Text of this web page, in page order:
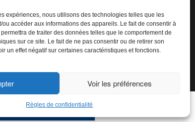
expériences, nous utilisons des technologies telles que les
ou accéder aux informations des appareils. Le fait de consentir à
de traiter des données telles que le comportement de
sur ce site. Le fait de ne pas consentir ou de retirer son
un effet négatif sur certaines caractéristiques et fonctions.
Voir les préférences
Règles de confidentialité
ET ORGANISATIONS